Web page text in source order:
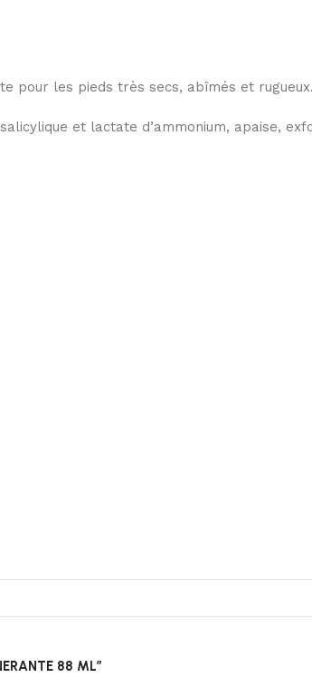
pour les pieds très secs, abîmés et rugueux.
et lactate d’ammonium, apaise,
88 ML”